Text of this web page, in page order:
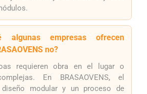
empresas ofrecen
no?
requieren obra en el lugar o
En BRASAOVENS, el
modular y un proceso de